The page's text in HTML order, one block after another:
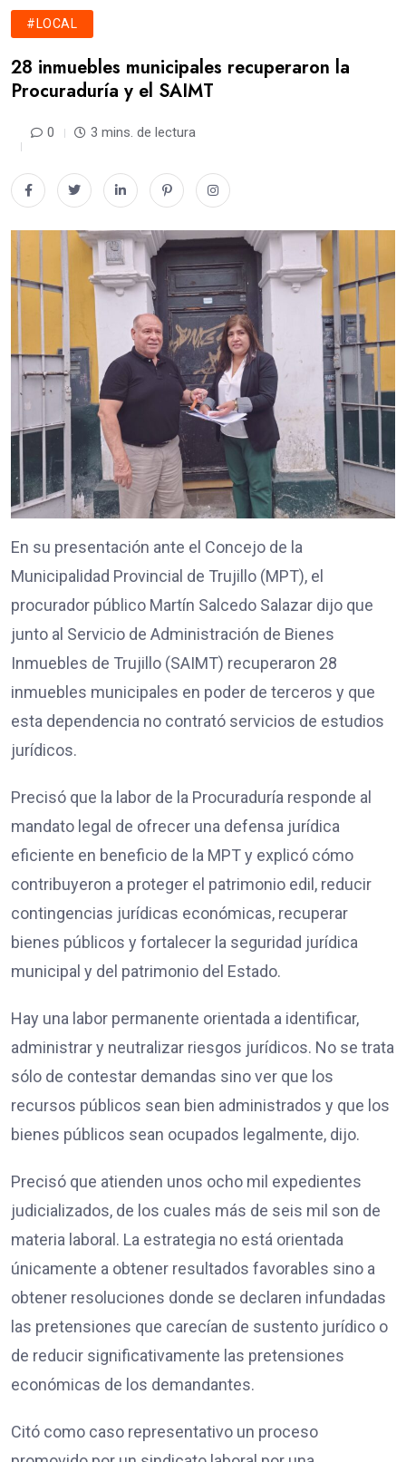
#LOCAL
28 inmuebles municipales recuperaron la
Procuraduría y el SAIMT
0 3 mins. de lectura
En su presentación ante el Concejo de la
Municipalidad Provincial de Trujillo (MPT), el
procurador público Martín Salcedo Salazar dijo que
junto al Servicio de Administración de Bienes
Inmuebles de Trujillo (SAIMT) recuperaron 28
inmuebles municipales en poder de terceros y que
esta dependencia no contrató servicios de estudios
jurídicos.
Precisó que la labor de la Procuraduría responde al
mandato legal de ofrecer una defensa jurídica
eficiente en beneficio de la MPT y explicó cómo
contribuyeron a proteger el patrimonio edil, reducir
contingencias jurídicas económicas, recuperar
bienes públicos y fortalecer la seguridad jurídica
municipal y del patrimonio del Estado.
Hay una labor permanente orientada a identificar,
administrar y neutralizar riesgos jurídicos. No se trata
sólo de contestar demandas sino ver que los
recursos públicos sean bien administrados y que los
bienes públicos sean ocupados legalmente, dijo.
Precisó que atienden unos ocho mil expedientes
judicializados, de los cuales más de seis mil son de
materia laboral. La estrategia no está orientada
únicamente a obtener resultados favorables sino a
obtener resoluciones donde se declaren infundadas
las pretensiones que carecían de sustento jurídico o
de reducir significativamente las pretensiones
económicas de los demandantes.
Citó como caso representativo un proceso